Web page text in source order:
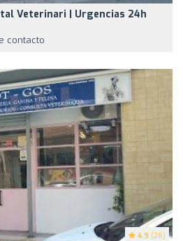
Veterinari | Urgencias 24h
contacto
4.9 (28)